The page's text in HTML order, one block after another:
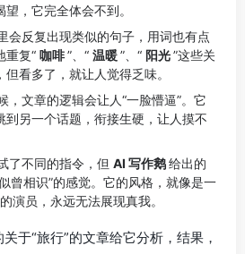
，它完全体会不到。
会反复出现类似的句子，用词也有点
重复“ 咖啡”、“ 温暖”、“ 阳光”这些关
看多了，就让人觉得乏味。
，文章的逻辑会让人“一脸懵逼”。它
到另一个话题，衔接生硬，让人摸不
了不同的指令，但 AI 写作鹅给出的
曾相识”的感觉。它的风格，就像是一
的演员，永远无法展现真我。
于“旅行”的文章给它分析，结果，